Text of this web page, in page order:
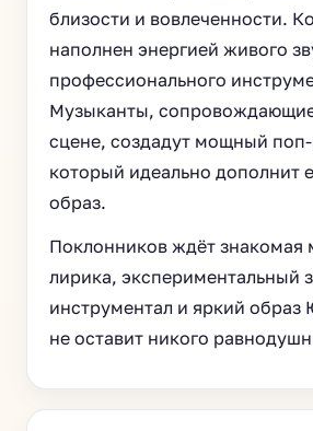
близости и вовлеченности.
наполнен энергией живого
профессионального
Музыканты, сопровождающие
сцене, создадут мощный поп-
который идеально дополнит
образ.
Поклонников ждёт знакомая
лирика, экспериментальный
инструментал и яркий
не оставит никого